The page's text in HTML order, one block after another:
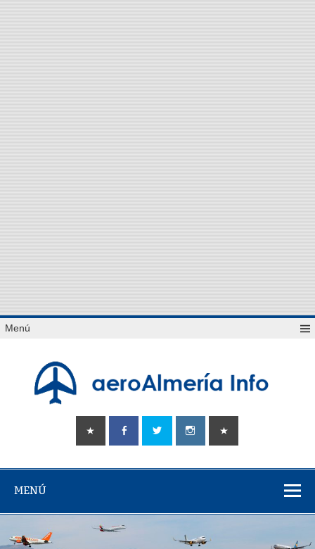
Saltar
alMenú
aeroAlmería
info
Tu portal sobre el aeropuerto de Almería
MENÚ